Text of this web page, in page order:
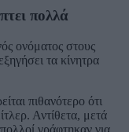
πολλά
ονόματος στους
τα κίνητρα
πιθανότερο ότι
Αντίθετα, μετά
γράφτηκαν για